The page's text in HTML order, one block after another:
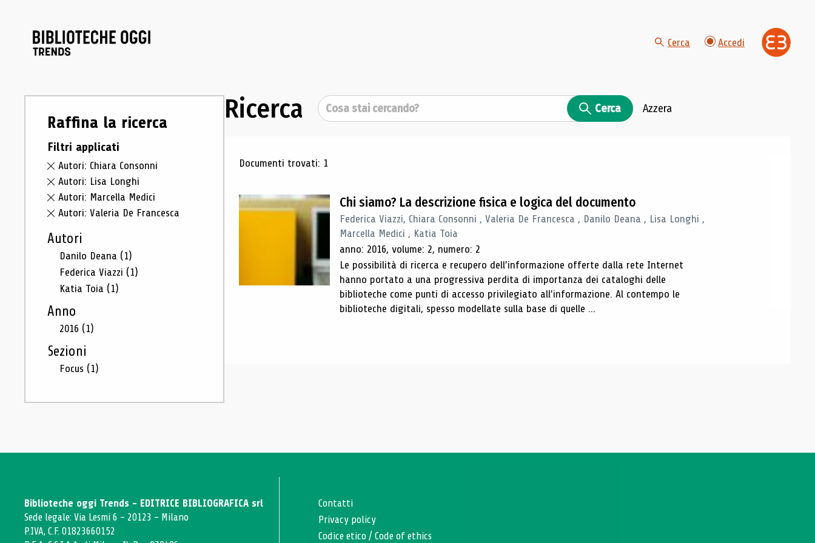
Cerca Accedi
Raffina la ricerca
Filtri applicati
Autori: Chiara Consonni
Autori: Lisa Longhi
Autori: Marcella Medici
Autori: Valeria De Francesca
Autori
Danilo Deana (1)
Federica Viazzi (1)
Katia Toia (1)
Anno
2016 (1)
Sezioni
Focus (1)
Ricerca Cerca Cerca Azzera
Risultati di ricerca
Documenti trovati: 1
Chi siamo? La descrizione fisica e logica del documento
Federica Viazzi, Chiara Consonni , Valeria De Francesca , Danilo Deana , Lisa Longhi ,
Marcella Medici , Katia Toia
anno: 2016, volume: 2, numero: 2
Le possibilità di ricerca e recupero dell’informazione offerte dalla rete Internet
hanno portato a una progressiva perdita di importanza dei cataloghi delle
biblioteche come punti di accesso privilegiato all’informazione. Al contempo le
biblioteche digitali, spesso modellate sulla base di quelle ...
Biblioteche oggi Trends - EDITRICE BIBLIOGRAFICA srl
Sede legale: Via Lesmi 6 - 20123 - Milano
P.IVA, C.F. 01823660152
Contatti
Privacy policy
Codice etico /Code of ethics